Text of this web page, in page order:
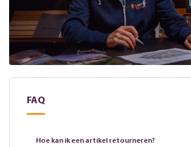
FAQ
Hoe kan ik een artikel retourneren?